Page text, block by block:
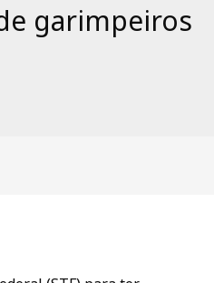
garimpeiros